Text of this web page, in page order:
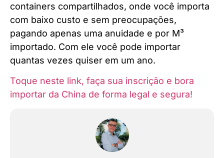
containers compartilhados, onde você importa
com baixo custo e sem preocupações,
pagando apenas uma anuidade e por M³
importado. Com ele você pode importar
quantas vezes quiser em um ano.
Toque neste link, faça sua inscrição e bora
importar da China de forma legal e segura!